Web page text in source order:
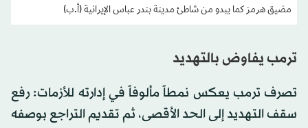
مضيق هرمز كما يبدو من شاطئ مدينة بندر عباس الإيرانية (أ.ب)
ترمب يفاوض بالتهديد
تصرف ترمب يعكس نمطاً مألوفاً في إدارته للأزمات: رفع
سقف التهديد إلى الحد الأقصى، ثم تقديم التراجع بوصفه